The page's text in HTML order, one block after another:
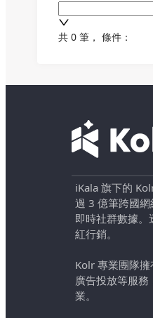
共 0 筆 ， 條件：
iKala 旗下的
過 3 億筆跨國
即時社群數據
紅行銷。
Kolr 專業團隊
廣告投放等服
業。